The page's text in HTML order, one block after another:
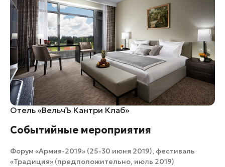
Отель «ВельчЪ Кантри Клаб»
Событийные мероприятия
Форум «Армия-2019» (25-30 июня 2019), фестиваль
«Традиция» (предположительно, июль 2019)